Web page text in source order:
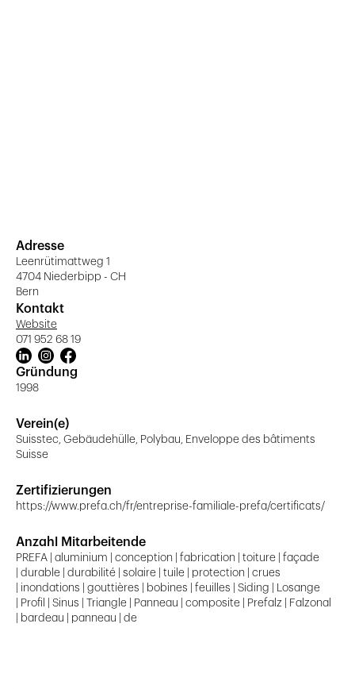
Adresse
Leenrütimattweg 1
4704 Niederbipp - CH
Bern
Kontakt
Website
071 952 68 19
Gründung
1998
Verein(e)
Suisstec, Gebäudehülle, Polybau, Enveloppe des bâtiments
Suisse
Zertifizierungen
https://www.prefa.ch/fr/entreprise-familiale-prefa/certificats/
Anzahl Mitarbeitende
PREFA | aluminium | conception | fabrication | toiture | façade
| durable | durabilité | solaire | tuile | protection | crues
| inondations | gouttières | bobines | feuilles | Siding | Losange
| Profil | Sinus | Triangle | Panneau | composite | Prefalz | Falzonal
| bardeau | panneau | de